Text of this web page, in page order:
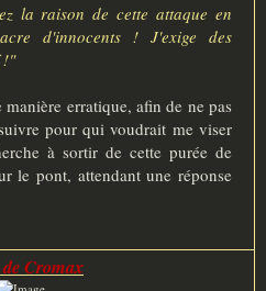
la raison de cette attaque en
d'innocents ! J'exige des
!"
erratique, afin de ne pas
pour qui voudrait me viser
à sortir de cette purée de
le pont, attendant une réponse
Cromax